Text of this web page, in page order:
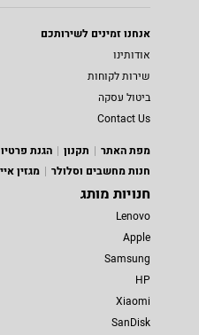
אנחנו זמינים לשירותכם
אודותינו
שירות לקוחות
ביטול עסקה
Contact Us
מפת האתר
תקנון הגנת
חנות מחשבים וסלולר
מגזין
חנויות מותג
Lenovo
Apple
Samsung
HP
Xiaomi
SanDisk